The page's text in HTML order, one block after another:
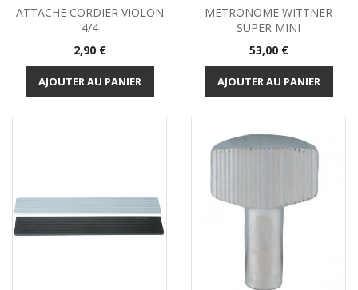
ATTACHE CORDIER VIOLON
4/4
Prix
2,90 €
AJOUTER AU PANIER
METRONOME WITTNER
SUPER MINI
Prix
53,00 €
AJOUTER AU PANIER